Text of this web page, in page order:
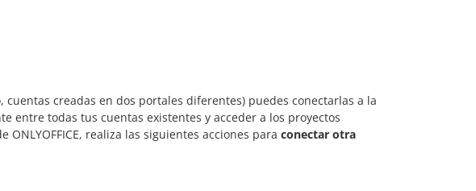
cuentas creadas en dos portales diferentes) puedes conectarlas a la
entre todas tus cuentas existentes y acceder a los proyectos
realiza las siguientes acciones para conectar otra